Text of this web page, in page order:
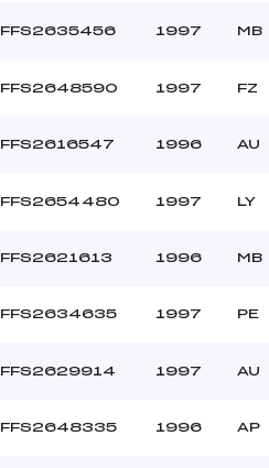
FFS2635456 1997 MB
FFS2648590 1997 FZ
FFS2616547 1996 AU
FFS2654480 1997 LY
FFS2621613 1996 MB
FFS2634635 1997 PE
FFS2629914 1997 AU
FFS2648335 1996 AP